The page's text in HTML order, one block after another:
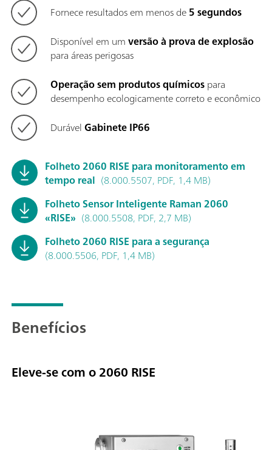
Fornece resultados em menos de5 segundos
Disponível em umversão à prova de explosão
para áreas perigosas
Operação sem produtos químicospara
desempenho ecologicamente correto e econômico
DurávelGabinete IP66
Folheto 2060 RISE para monitoramento em
tempo real (8.000.5507, PDF, 1,4 MB)
Folheto Sensor Inteligente Raman 2060
«RISE» (8.000.5508, PDF, 2,7 MB)
Folheto 2060 RISE para a segurança
(8.000.5506, PDF, 1,4 MB)
Benefícios
Eleve-se com o 2060 RISE